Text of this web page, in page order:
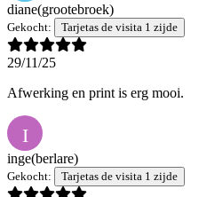
diane(grootebroek)
Gekocht: Tarjetas de visita 1 zijde
29/11/25
Afwerking en print is erg mooi.
I
inge(berlare)
Gekocht: Tarjetas de visita 1 zijde